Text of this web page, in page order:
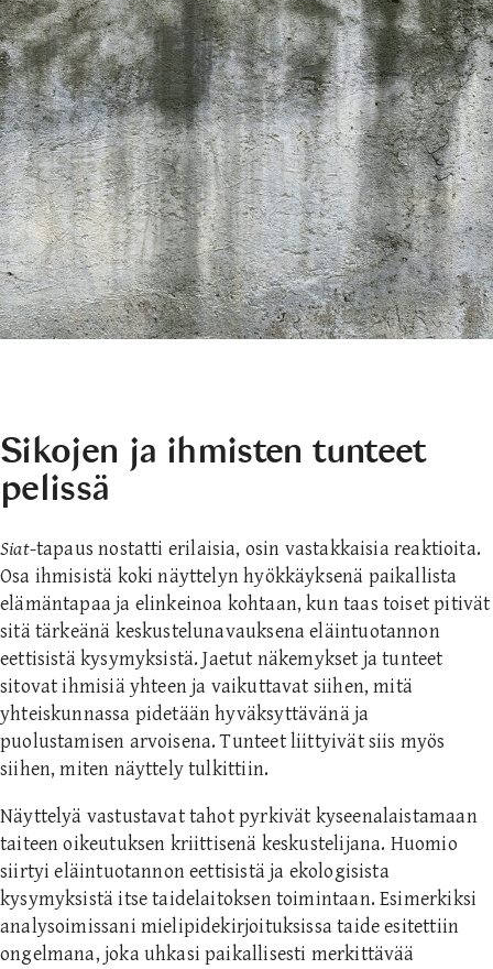
Sikojen ja ihmisten tunteet
pelissä
Siat-tapaus nostatti erilaisia, osin vastakkaisia reaktioita.
Osa ihmisistä koki näyttelyn hyökkäyksenä paikallista
elämäntapaa ja elinkeinoa kohtaan, kun taas toiset pitivät
sitä tärkeänä keskustelunavauksena eläintuotannon
eettisistä kysymyksistä. Jaetut näkemykset ja tunteet
sitovat ihmisiä yhteen ja vaikuttavat siihen, mitä
yhteiskunnassa pidetään hyväksyttävänä ja
puolustamisen arvoisena. Tunteet liittyivät siis myös
siihen, miten näyttely tulkittiin.
Näyttelyä vastustavat tahot pyrkivät kyseenalaistamaan
taiteen oikeutuksen kriittisenä keskustelijana. Huomio
siirtyi eläintuotannon eettisistä ja ekologisista
kysymyksistä itse taidelaitoksen toimintaan. Esimerkiksi
analysoimissani mielipidekirjoituksissa taide esitettiin
ongelmana, joka uhkasi paikallisesti merkittävää